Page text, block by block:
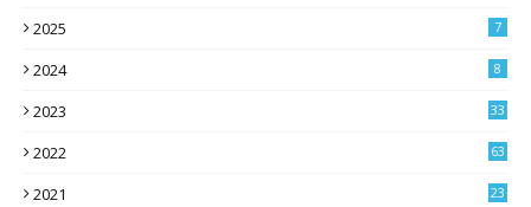
2025 7
2024 8
2023 33
2022 63
2021
23